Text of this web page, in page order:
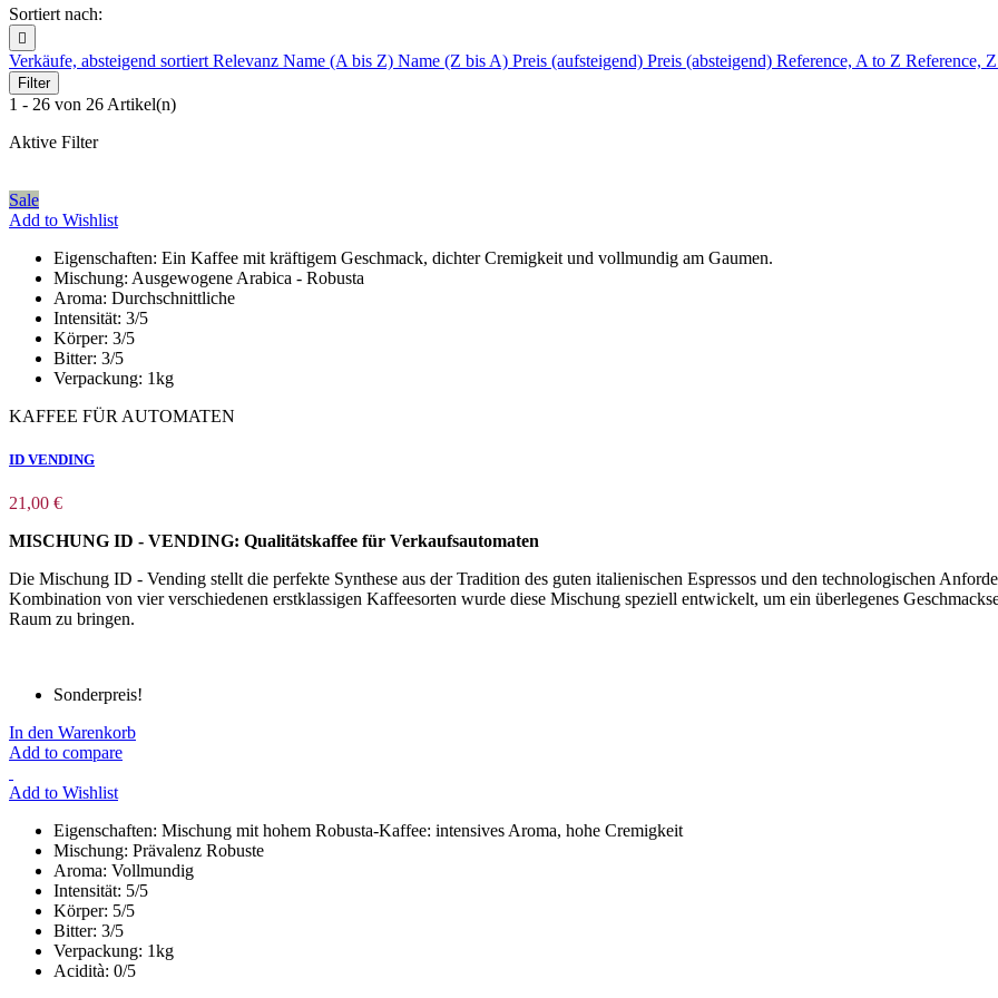
Sortiert nach:

Verkäufe, absteigend sortiert Relevanz Name (A bis Z) Name (Z bis A) Preis (aufsteigend) Preis (absteigend) Reference, A to Z Reference,
Filter
1 - 26 von 26 Artikel(n)
Aktive Filter
Sale
Add to Wishlist
Eigenschaften: Ein Kaffee mit kräftigem Geschmack, dichter Cremigkeit und vollmundig am Gaumen.
Mischung: Ausgewogene Arabica - Robusta
Aroma: Durchschnittliche
Intensität: 3/5
Körper: 3/5
Bitter: 3/5
Verpackung: 1kg
KAFFEE FÜR AUTOMATEN
ID VENDING
21,00 €
MISCHUNG ID - VENDING: Qualitätskaffee für Verkaufsautomaten
Die Mischung ID - Vending stellt die perfekte Synthese aus der Tradition des guten italienischen Espressos und den technologischen
Kombination von vier verschiedenen erstklassigen Kaffeesorten wurde diese Mischung speziell entwickelt, um ein überlegenes
Raum zu bringen.
Sonderpreis!
In den Warenkorb
Add to compare
Add to Wishlist
Eigenschaften: Mischung mit hohem Robusta-Kaffee: intensives Aroma, hohe Cremigkeit
Mischung: Prävalenz Robuste
Aroma: Vollmundig
Intensität: 5/5
Körper: 5/5
Bitter: 3/5
Verpackung: 1kg
Acidità: 0/5